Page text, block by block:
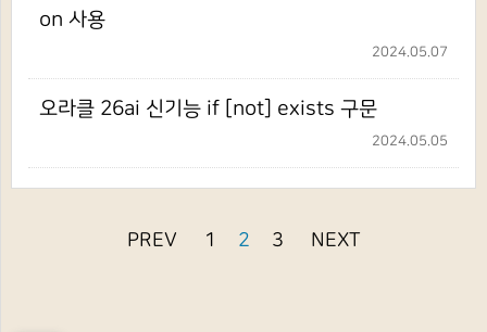
on 사용
2024.05.07
오라클 26ai 신기능 if [not] exists 구문
2024.05.05
PREV 1 2 3 NEXT